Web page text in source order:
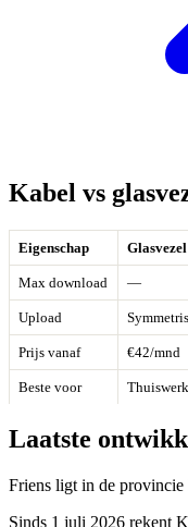
Kabel vs
Eigenschap Glasvezel
Max download —
Upload
Prijs vanaf €42/mnd
Beste voor
Laatste
Friens ligt in de provincie
Sinds 1 juli 2026 rekent